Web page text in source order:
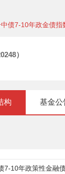
债7-10年政金债指
）
构 基金公
7-10年政策性金融